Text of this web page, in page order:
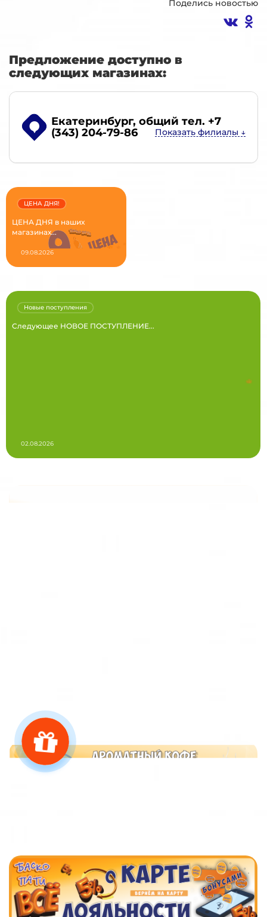
Поделись новостью
Предложение доступно в
следующих магазинах:
Екатеринбург, общий тел. +7
(343) 204-79-86
ЦЕНА ДНЯ в наших
магазинах...
ЦЕНА ДНЯ!
09.08.2026
Следующее НОВОЕ ПОСТУПЛЕНИЕ...
Новые поступления
02.08.2026